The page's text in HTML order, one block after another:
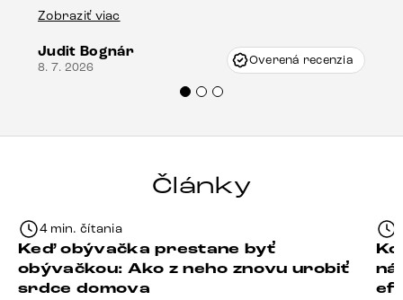
stola bolo malé poškodenie, pravdepodobne
Vincze pri riešení mojej záležitosti pristúpili
veľmi korektne. Odporúčam produkty Delife
Zobraziť viac
Judit Bognár
8. 7. 2026 Overená recenzia
Články
4 min. čítania
Keď obývačka prestane byť
obývačkou: Ako z neho znovu urobiť
srdce domova